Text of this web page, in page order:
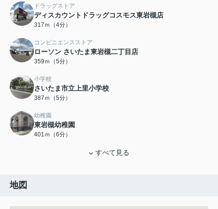
ドラッグストア
ディスカウントドラッグコスモス東岩槻店
317ｍ（4分）
コンビニエンスストア
ローソン さいたま東岩槻二丁目店
359ｍ（5分）
小学校
さいたま市立上里小学校
387ｍ（5分）
幼稚園
東岩槻幼稚園
401ｍ（6分）
すべて見る
地図